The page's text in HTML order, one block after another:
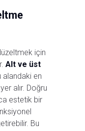
için
Alt ve üst
alandaki en
alır. Doğru
estetik bir
Bu